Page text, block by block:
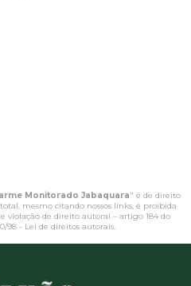
Monitorado Jabaquara" é de direito
mesmo citando nossos links, é proibida
violação de direito autoral – artigo 184 do
98 - Lei de direitos autorais.